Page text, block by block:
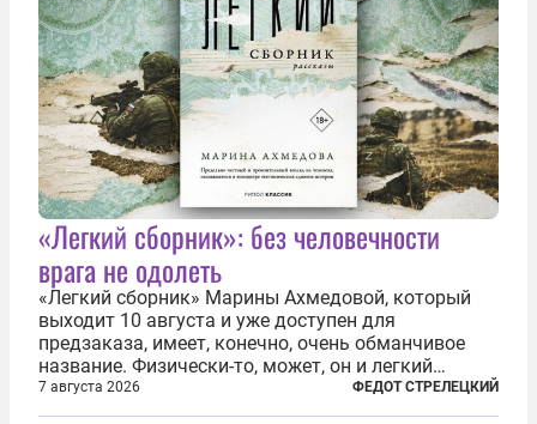
«Легкий сборник»: без человечности
врага не одолеть
«Легкий сборник» Марины Ахмедовой, который
выходит 10 августа и уже доступен для
предзаказа, имеет, конечно, очень обманчивое
название. Физически-то, может, он и легкий
относительно. Но метафизически —
безотносительно тяжелый. Десять рассказов,
7 августа 2026 ФЕДОТ СТРЕЛЕЦКИЙ